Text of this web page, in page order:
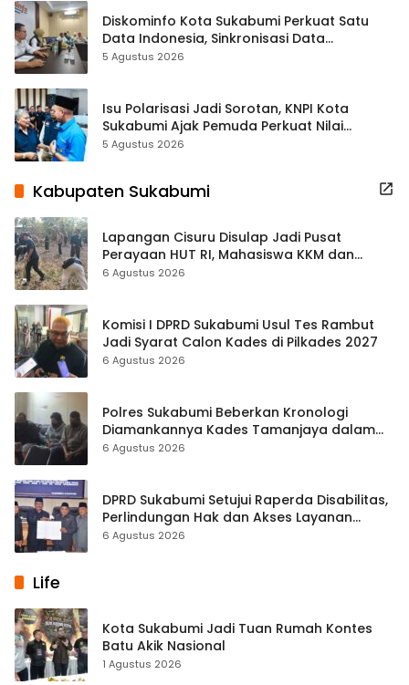
Diskominfo Kota Sukabumi Perkuat Satu
Data Indonesia, Sinkronisasi Data
Kewilayahan Dikebut
5 Agustus 2026
Isu Polarisasi Jadi Sorotan, KNPI Kota
Sukabumi Ajak Pemuda Perkuat Nilai
Kebangsaan
5 Agustus 2026
Kabupaten Sukabumi
Lapangan Cisuru Disulap Jadi Pusat
Perayaan HUT RI, Mahasiswa KKM dan
Warga Satukan Tenaga
6 Agustus 2026
Komisi I DPRD Sukabumi Usul Tes Rambut
Jadi Syarat Calon Kades di Pilkades 2027
6 Agustus 2026
Polres Sukabumi Beberkan Kronologi
Diamankannya Kades Tamanjaya dalam
Kasus Sabu
6 Agustus 2026
DPRD Sukabumi Setujui Raperda Disabilitas,
Perlindungan Hak dan Akses Layanan
Diperkuat
6 Agustus 2026
Life
Kota Sukabumi Jadi Tuan Rumah Kontes
Batu Akik Nasional
1 Agustus 2026